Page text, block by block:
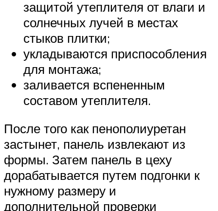
защитой утеплителя от влаги и
солнечных лучей в местах
стыков плитки;
укладываются приспособления
для монтажа;
заливается вспененным
составом утеплителя.
После того как пенополиуретан
застынет, панель извлекают из
формы. Затем панель в цеху
дорабатывается путем подгонки к
нужному размеру и
дополнительной проверки